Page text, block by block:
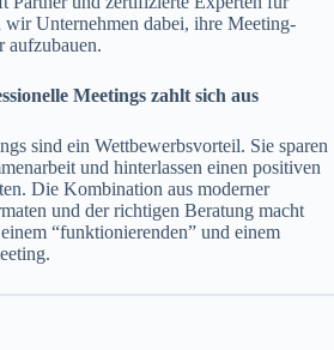
wir Unternehmen dabei, ihre Meeting-
aufzubauen.
Meetings zahlt sich aus
sind ein Wettbewerbsvorteil. Sie sparen
und hinterlassen einen positiven
Die Kombination aus moderner
und der richtigen Beratung macht
“funktionierenden” und einem